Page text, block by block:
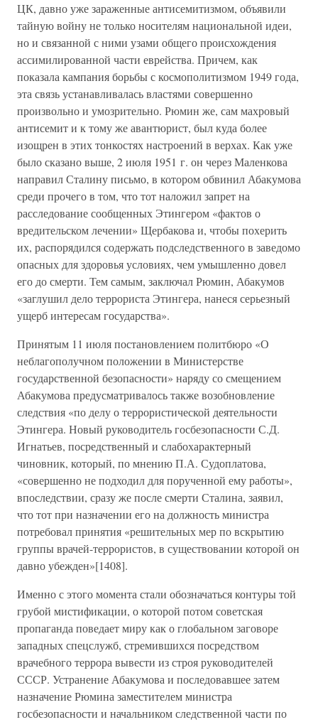
ЦК, давно уже зараженные антисемитизмом, объявили
тайную войну не только носителям национальной идеи,
но и связанной с ними узами общего происхождения
ассимилированной части еврейства. Причем, как
показала кампания борьбы с космополитизмом 1949 года,
эта связь устанавливалась властями совершенно
произвольно и умозрительно. Рюмин же, сам махровый
антисемит и к тому же авантюрист, был куда более
изощрен в этих тонкостях настроений в верхах. Как уже
было сказано выше, 2 июля 1951 г. он через Маленкова
направил Сталину письмо, в котором обвинил Абакумова
среди прочего в том, что тот наложил запрет на
расследование сообщенных Этингером «фактов о
вредительском лечении» Щербакова и, чтобы похерить
их, распорядился содержать подследственного в заведомо
опасных для здоровья условиях, чем умышленно довел
его до смерти. Тем самым, заключал Рюмин, Абакумов
«заглушил дело террориста Этингера, нанеся серьезный
ущерб интересам государства».
Принятым 11 июля постановлением политбюро «О
неблагополучном положении в Министерстве
государственной безопасности» наряду со смещением
Абакумова предусматривалось также возобновление
следствия «по делу о террористической деятельности
Этингера. Новый руководитель госбезопасности С.Д.
Игнатьев, посредственный и слабохарактерный
чиновник, который, по мнению П.А. Судоплатова,
«совершенно не подходил для порученной ему работы»,
впоследствии, сразу же после смерти Сталина, заявил,
что тот при назначении его на должность министра
потребовал принятия «решительных мер по вскрытию
группы врачей-террористов, в существовании которой он
давно убежден»[1408].
Именно с этого момента стали обозначаться контуры той
грубой мистификации, о которой потом советская
пропаганда поведает миру как о глобальном заговоре
западных спецслужб, стремившихся посредством
врачебного террора вывести из строя руководителей
СССР. Устранение Абакумова и последовавшее затем
назначение Рюмина заместителем министра
госбезопасности и начальником следственной части по